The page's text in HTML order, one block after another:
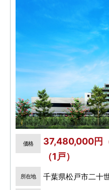
価格
37,480,000円
（1戸）
所在地 千葉県松戸市二十